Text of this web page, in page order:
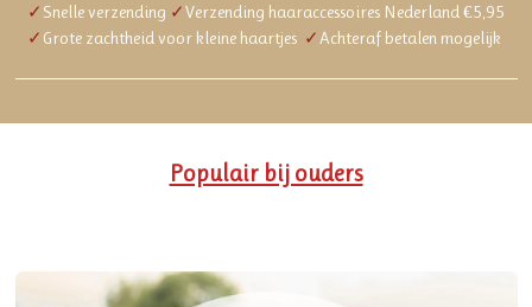
✓ Snelle verzending ✓Verzending haaraccessoires Nederland €5,95
✓ Grote zachtheid voor kleine haartjes ✓Achteraf betalen mogelijk
Populair bij ouders